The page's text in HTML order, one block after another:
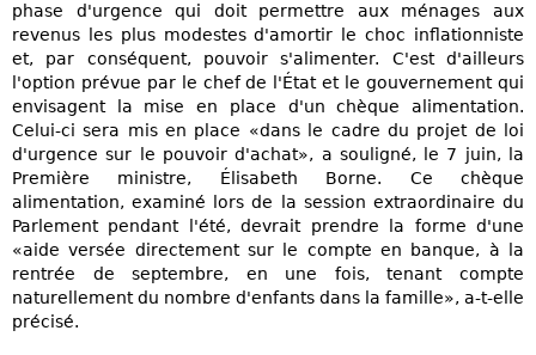
phase d'urgence qui doit permettre aux ménages aux
revenus les plus modestes d'amortir le choc inflationniste
et, par conséquent, pouvoir s'alimenter. C'est d'ailleurs
l'option prévue par le chef de l'État et le gouvernement qui
envisagent la mise en place d'un chèque alimentation.
Celui-ci sera mis en place «dans le cadre du projet de loi
d'urgence sur le pouvoir d'achat», a souligné, le 7 juin, la
Première ministre, Élisabeth Borne. Ce chèque
alimentation, examiné lors de la session extraordinaire du
Parlement pendant l'été, devrait prendre la forme d'une
«aide versée directement sur le compte en banque, à la
rentrée de septembre, en une fois, tenant compte
naturellement du nombre d'enfants dans la famille», a-t-elle
précisé.